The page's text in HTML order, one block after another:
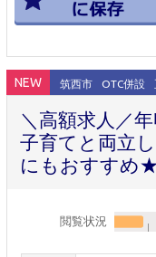
NEW 筑西市 OTC併設
＼高額求人／
子育てと両立
にもおすすめ
閲覧状況